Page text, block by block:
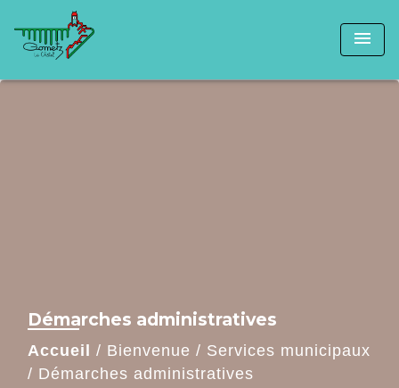
menu
Démarches administratives
Accueil / Bienvenue / Services municipaux
/ Démarches administratives